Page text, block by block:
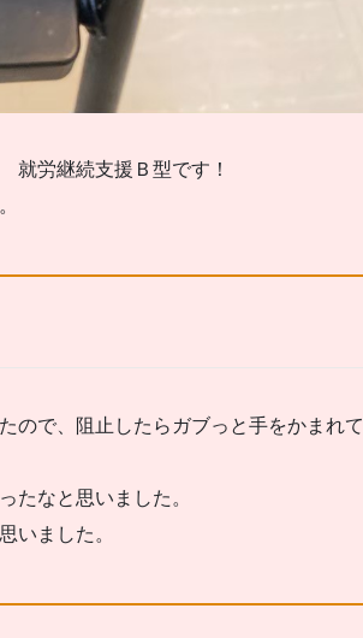
労継続支援Ｂ型です！
ので、阻止したらガブっと手をかまれて
たなと思いました。
いました。